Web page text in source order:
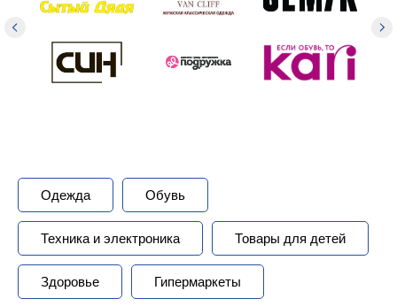
Одежда Обувь
Техника и электроника Товары для детей
Здоровье Гипермаркеты